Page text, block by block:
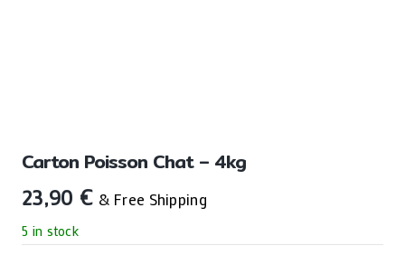
Carton Poisson Chat – 4kg
23,90 € & Free Shipping
5 in stock